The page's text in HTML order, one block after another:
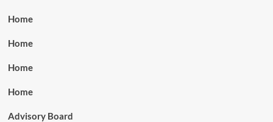
Home
Home
Home
Home
Advisory Board